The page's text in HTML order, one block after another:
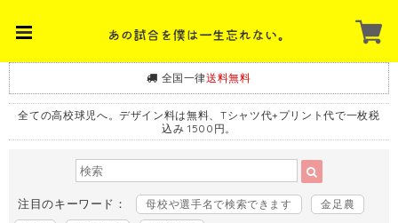
全国一律送料無料
全ての高校球児へ。デザイン料は無料、Tシャツ代+プリント代で一枚税
込み 1500円。
注目のキーワード： 母校や選手名で検索できます
金足農